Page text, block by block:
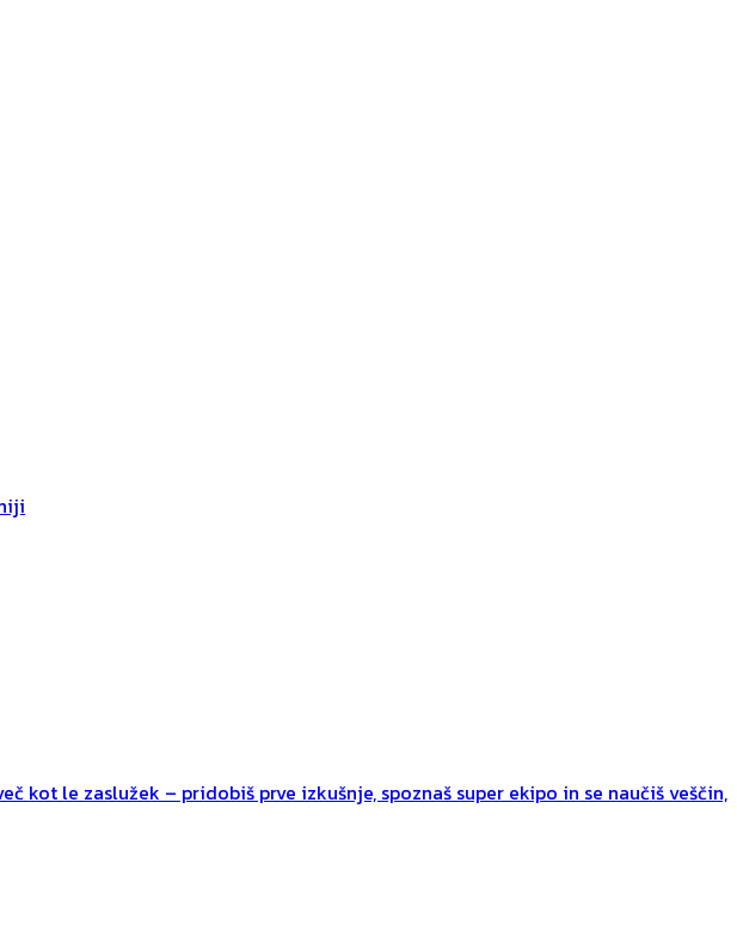
kot le zaslužek – pridobiš prve izkušnje, spoznaš super ekipo in se naučiš veščin,